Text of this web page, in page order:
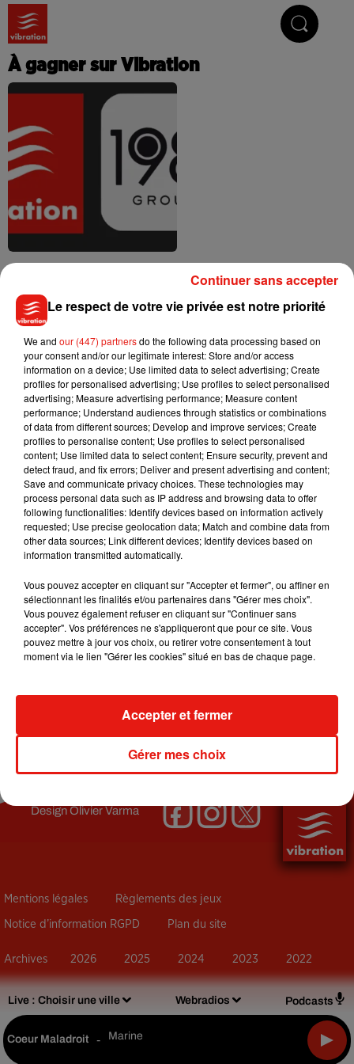
Live : Choisir une ville Webradios Podcasts
Coeur Maladroit - Marine
À gagner sur Vibration
Jeux terminés
+ DE JEUX TERMINÉS
DesignOlivier Varma
Mentions légales Règlements des jeux
Notice d’information RGPD Plan du site
Archives 2026 2025 2024 2023 2022
Le respect de votre vie privée est notre priorité
We and our (447) partnersdo the following data processing based on
your consent and/or our legitimate interest: Store and/or access
information on a device; Use limited data to select advertising; Create
profiles for personalised advertising; Use profiles to select personalised
advertising; Measure advertising performance; Measure content
performance; Understand audiences through statistics or combinations
of data from different sources; Develop and improve services; Create
profiles to personalise content; Use profiles to select personalised
content; Use limited data to select content; Ensure security, prevent and
detect fraud, and fix errors; Deliver and present advertising and content;
Save and communicate privacy choices. These technologies may
process personal data such as IP address and browsing data to offer
following functionalities: Identify devices based on information actively
requested; Use precise geolocation data; Match and combine data from
other data sources; Link different devices; Identify devices based on
information transmitted automatically.
Vous pouvez accepter en cliquant sur "Accepter et fermer", ou affiner en
sélectionnant les finalités et/ou partenaires dans "Gérer mes choix".
Vous pouvez également refuser en cliquant sur "Continuer sans
accepter". Vos préférences ne s'appliqueront que pour ce site. Vous
pouvez mettre à jour vos choix, ou retirer votre consentement à tout
moment via le lien "Gérer les cookies" situé en bas de chaque page.
Gérer mes choix
Accepter et fermer
Continuer sans accepter